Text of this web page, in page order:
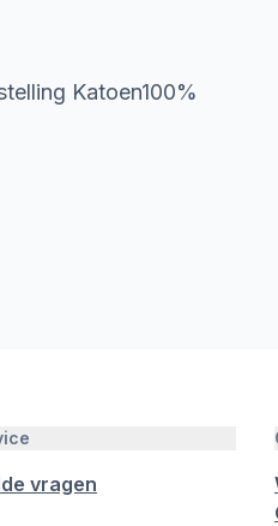
Katoen100%
vragen